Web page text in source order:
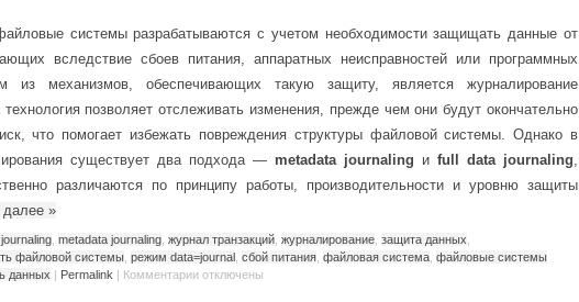
системы разрабатываются с учетом необходимости защищать данные от
вследствие сбоев питания, аппаратных неисправностей или программных
из механизмов, обеспечивающих такую защиту, является журналирование
позволяет отслеживать изменения, прежде чем они будут окончательно
что помогает избежать повреждения структуры файловой системы. Однако в
существует два подхода — metadata journaling и full data journaling,
различаются по принципу работы, производительности и уровню защиты
далее »
metadata journaling журнал транзакций журналирование защита данных
файловой системы режим data=journal сбой питания файловая система файловые системы
данных | Permalink | Комментарии отключены